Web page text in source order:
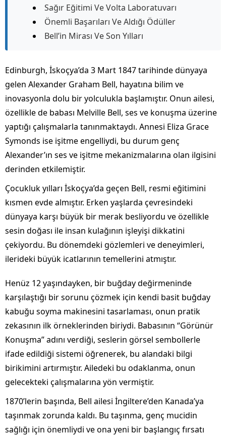
Sağır Eğitimi Ve Volta Laboratuvarı
Önemli Başarıları Ve Aldığı Ödüller
Bell’in Mirası Ve Son Yılları
Edinburgh, İskoçya’da 3 Mart 1847 tarihinde dünyaya
gelen Alexander Graham Bell, hayatına bilim ve
inovasyonla dolu bir yolculukla başlamıştır. Onun ailesi,
özellikle de babası Melville Bell, ses ve konuşma üzerine
yaptığı çalışmalarla tanınmaktaydı. Annesi Eliza Grace
Symonds ise işitme engelliydi, bu durum genç
Alexander’ın ses ve işitme mekanizmalarına olan ilgisini
derinden etkilemiştir.
Çocukluk yılları İskoçya’da geçen Bell, resmi eğitimini
kısmen evde almıştır. Erken yaşlarda çevresindeki
dünyaya karşı büyük bir merak besliyordu ve özellikle
sesin doğası ile insan kulağının işleyişi dikkatini
çekiyordu. Bu dönemdeki gözlemleri ve deneyimleri,
ilerideki büyük icatlarının temellerini atmıştır.
Henüz 12 yaşındayken, bir buğday değirmeninde
karşılaştığı bir sorunu çözmek için kendi basit buğday
kabuğu soyma makinesini tasarlaması, onun pratik
zekasının ilk örneklerinden biriydi. Babasının “Görünür
Konuşma” adını verdiği, seslerin görsel sembollerle
ifade edildiği sistemi öğrenerek, bu alandaki bilgi
birikimini artırmıştır. Ailedeki bu odaklanma, onun
gelecekteki çalışmalarına yön vermiştir.
1870’lerin başında, Bell ailesi İngiltere’den Kanada’ya
taşınmak zorunda kaldı. Bu taşınma, genç mucidin
sağlığı için önemliydi ve ona yeni bir başlangıç fırsatı